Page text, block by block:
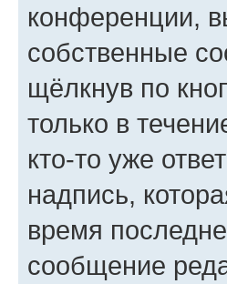
конференции,
собственные
щёлкнув по
только в
кто-то уже
надпись,
время
сообщение